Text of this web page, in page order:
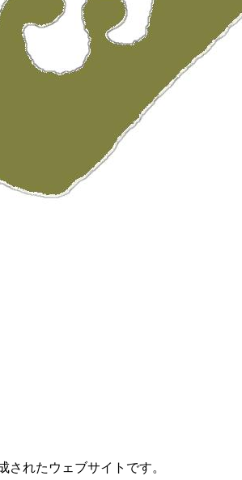
れたウェブサイトです。